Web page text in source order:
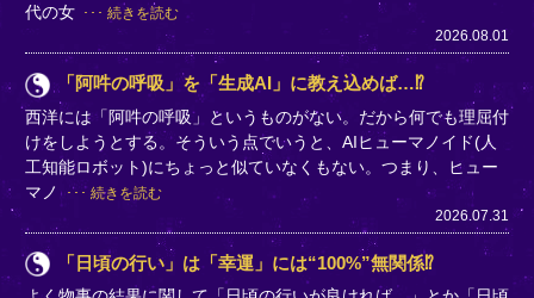
代の女
続きを読む
2026.08.01
「阿吽の呼吸」を「生成AI」に教え込めば…⁉
西洋には「阿吽の呼吸」というものがない。だから何でも理屈付
けをしようとする。そういう点でいうと、AIヒューマノイド(人
工知能ロボット)にちょっと似ていなくもない。つまり、ヒュー
マノ
続きを読む
2026.07.31
「日頃の行い」は「幸運」には“100%”無関係⁉